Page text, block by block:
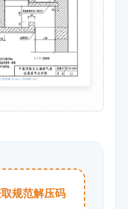
取规范解压码